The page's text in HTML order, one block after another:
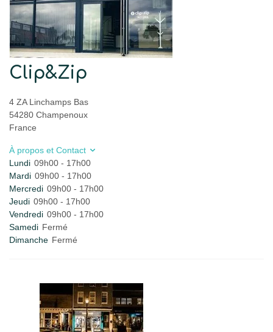
Clip&Zip
4 ZA Linchamps Bas
54280 Champenoux
France
À propos et Contact
Lundi 09h00 - 17h00
Mardi 09h00 - 17h00
Mercredi 09h00 - 17h00
Jeudi 09h00 - 17h00
Vendredi 09h00 - 17h00
Samedi Fermé
Dimanche Fermé